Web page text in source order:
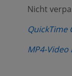
Nicht
QuickTime
MP4-